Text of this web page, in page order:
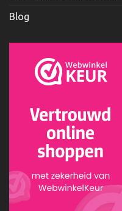
Blog